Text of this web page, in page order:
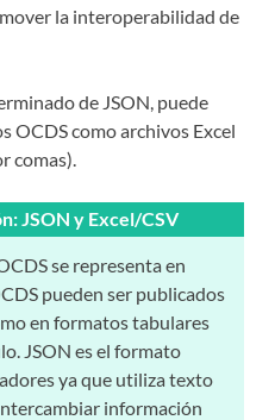
la interoperabilidad de
de JSON, puede
OCDS como archivos Excel
comas).
JSON y Excel/CSV
se representa en
pueden ser publicados
en formatos tabulares
JSON es el formato
ya que utiliza texto
información